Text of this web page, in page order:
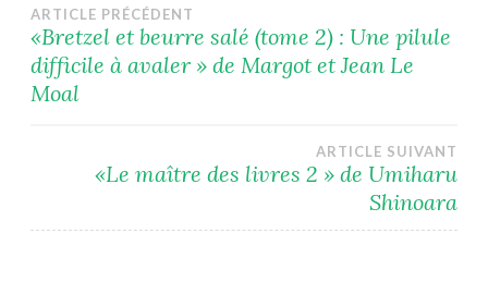
Navigation
de
ARTICLE PRÉCÉDENT
«Bretzel et beurre salé (tome 2) : Une pilule
difficile à avaler » de Margot et Jean Le
Moal
ARTICLE SUIVANT
«Le maître des livres 2 » de Umiharu
Shinoara